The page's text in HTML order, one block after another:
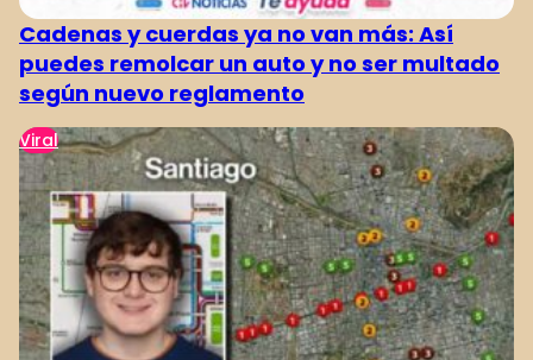
Cadenas y cuerdas ya no van más: Así
puedes remolcar un auto y no ser multado
según nuevo reglamento
Viral